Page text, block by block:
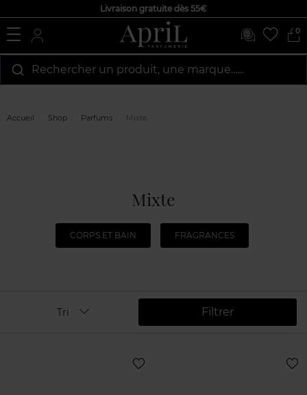
Livraison gratuite dès 55€
0
Rechercher un produit, une marque…...
Accueil Shop Parfums Mixte
Mixte
CORPS ET BAIN FRAGRANCES
Filtrer
Tri